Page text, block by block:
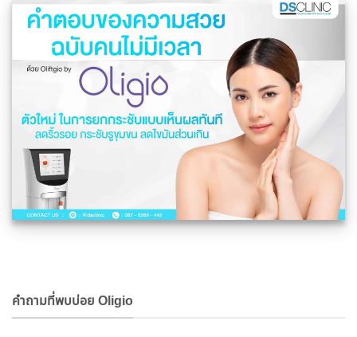
คำถามที่พบบ่อย Oligio